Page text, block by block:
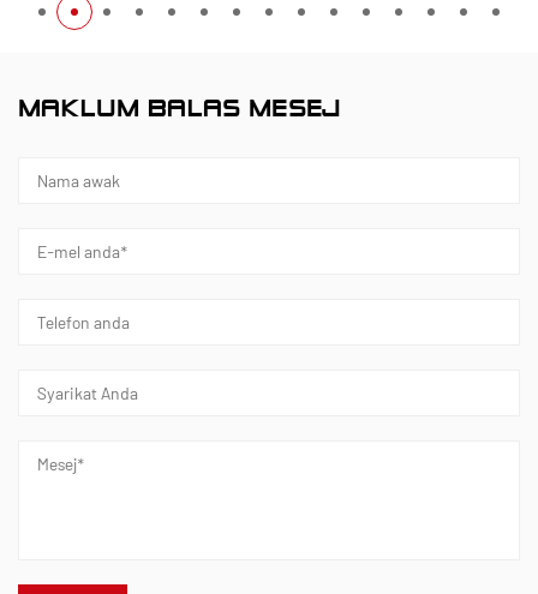
MAKLUM BALAS MESEJ